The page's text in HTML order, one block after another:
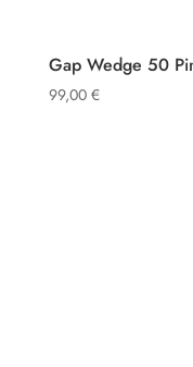
Gap Wedge 50
99,00 €